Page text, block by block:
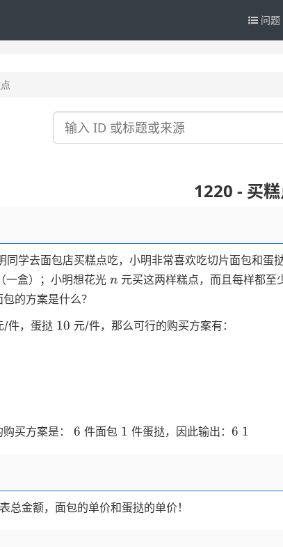
问题
搜
1220 - 买
同学去面包店买糕点吃，小明非常喜欢吃切片面包和蛋
一盒）；小明想花光 n
n元买这两样糕点，而且每样都至
的方案是什么？
/件，蛋挞 10
10 元/件，那么可行的购买方案有：
买方案是： 6
6 件面包 1
1 件蛋挞，因此输出： 6
6 1
1
总金额，面包的单价和蛋挞的单价！